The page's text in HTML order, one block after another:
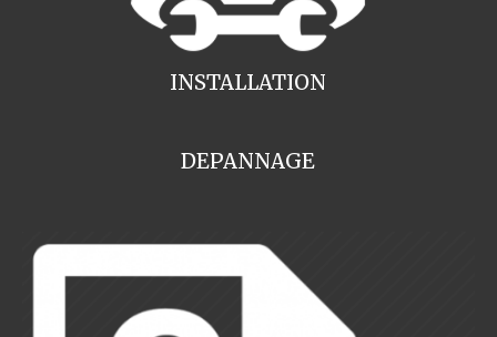
INSTALLATION
DEPANNAGE